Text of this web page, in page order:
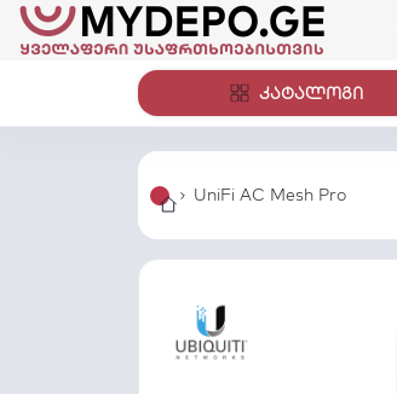
კატალოგი
UniFi AC Mesh Pro